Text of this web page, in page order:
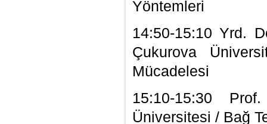
Yöntemleri
14:50-15:10 Yrd.
Çukurova
Mücadelesi
15:10-15:30
Üniversitesi / Bağ